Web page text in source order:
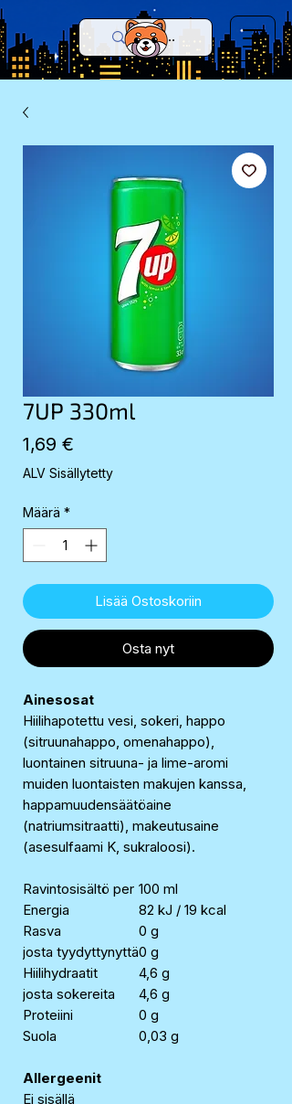
7UP 330ml
1,69 €
ALV Sisällytetty
Määrä *
Lisää Ostoskoriin
Osta nyt
Ainesosat
Hiilihapotettu vesi, sokeri, happo
(sitruunahappo, omenahappo),
luontainen sitruuna- ja lime-aromi
muiden luontaisten makujen kanssa,
happamuudensäätöaine
(natriumsitraatti), makeutusaine
(asesulfaami K, sukraloosi).
Ravintosisältö per 100 ml
Energia
82 kJ / 19 kcal
Rasva
0 g
josta tyydyttynyttä0 g
Hiilihydraatit
4,6 g
josta sokereita
4,6 g
Proteiini
0 g
Suola
0,03 g
Allergeenit
Ei sisällä